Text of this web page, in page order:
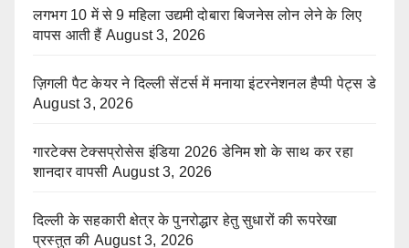
लगभग 10 में से 9 महिला उद्यमी दोबारा बिजनेस लोन लेने के लिए
वापस आती हैं August 3, 2026
ज़िगली पैट केयर ने दिल्ली सेंटर्स में मनाया इंटरनेशनल हैप्पी पेट्स डे
August 3, 2026
गारटेक्स टेक्सप्रोसेस इंडिया 2026 डेनिम शो के साथ कर रहा
शानदार वापसी August 3, 2026
दिल्ली के सहकारी क्षेत्र के पुनरोद्धार हेतु सुधारों की रूपरेखा
प्रस्तुत की August 3, 2026